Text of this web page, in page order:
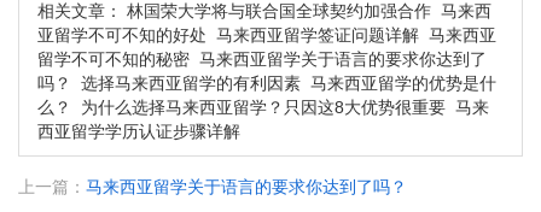
相关文章： 林国荣大学将与联合国全球契约加强合作 马来西
亚留学不可不知的好处 马来西亚留学签证问题详解 马来西亚
留学不可不知的秘密 马来西亚留学关于语言的要求你达到了
吗？
选择马来西亚留学的有利因素 马来西亚留学的优势是什
么？
为什么选择马来西亚留学？只因这8大优势很重要 马来
西亚留学学历认证步骤详解
上一篇： 马来西亚留学关于语言的要求你达到了吗？